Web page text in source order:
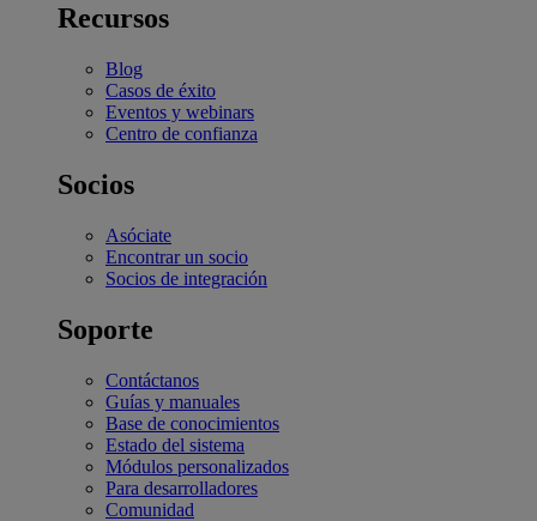
Recursos
Blog
Casos de éxito
Eventos y webinars
Centro de confianza
Socios
Asóciate
Encontrar un socio
Socios de integración
Soporte
Contáctanos
Guías y manuales
Base de conocimientos
Estado del sistema
Módulos personalizados
Para desarrolladores
Comunidad